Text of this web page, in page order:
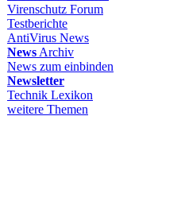
Virenschutz Forum
Testberichte
AntiVirus News
News Archiv
News zum einbinden
Newsletter
Technik Lexikon
weitere Themen